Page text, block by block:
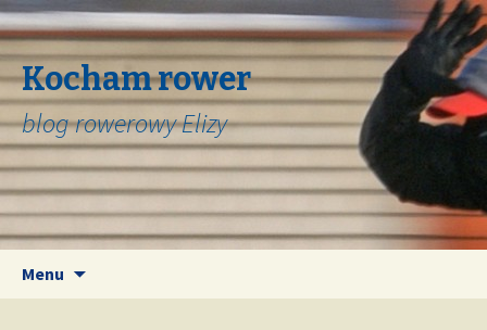
Kocham rower
blog rowerowy Elizy
Menu